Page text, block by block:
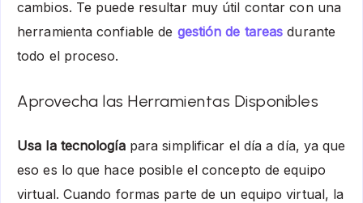
cambios. Te puede resultar muy útil contar con una
herramienta confiable de gestión de tareas durante
todo el proceso.
Aprovecha las Herramientas Disponibles
Usa la tecnologíapara simplificar el día a día, ya que
eso es lo que hace posible el concepto de equipo
virtual. Cuando formas parte de un equipo virtual, la